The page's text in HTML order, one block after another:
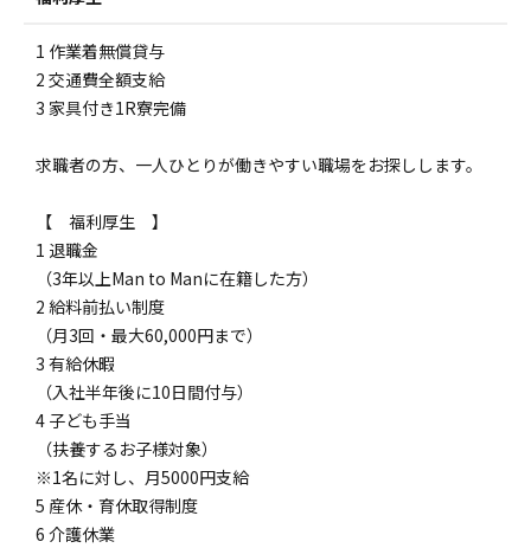
1 作業着無償貸与
2 交通費全額支給
3 家具付き1R寮完備
求職者の方、一人ひとりが働きやすい職場をお探しします。
【 福利厚生 】
1 退職金
（3年以上Man to Manに在籍した方）
2 給料前払い制度
（月3回・最大60,000円まで）
3 有給休暇
（入社半年後に10日間付与）
4 子ども手当
（扶養するお子様対象）
※1名に対し、月5000円支給
5 産休・育休取得制度
6 介護休業